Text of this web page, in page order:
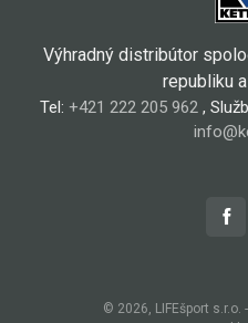
Výhradný distribútor
republiku
Tel: +421 222 205 962,
© 2026, LIFEšport s.r.o.